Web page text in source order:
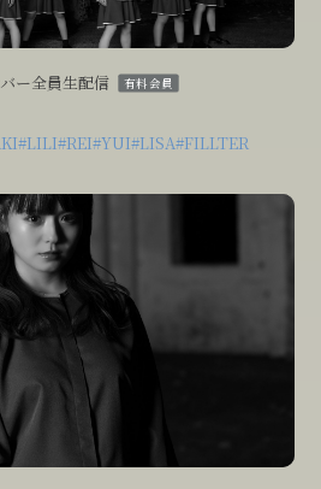
ー全員生配信 有料会員
#LILI#REI#YUI#LISA#FILLTER